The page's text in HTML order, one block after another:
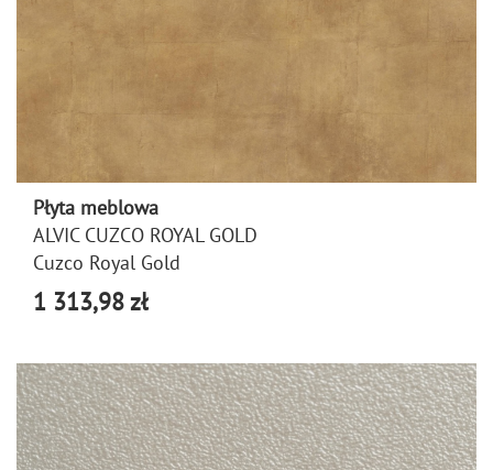
Płyta meblowa
ALVIC CUZCO ROYAL GOLD
Cuzco Royal Gold
1 313,98 zł